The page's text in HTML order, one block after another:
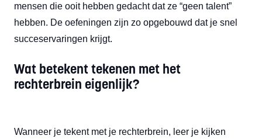
mensen die ooit hebben gedacht dat ze “geen talent”
hebben. De oefeningen zijn zo opgebouwd dat je snel
succeservaringen krijgt.
Wat betekent tekenen met het
rechterbrein eigenlijk?
Wanneer je tekent met je rechterbrein, leer je kijken